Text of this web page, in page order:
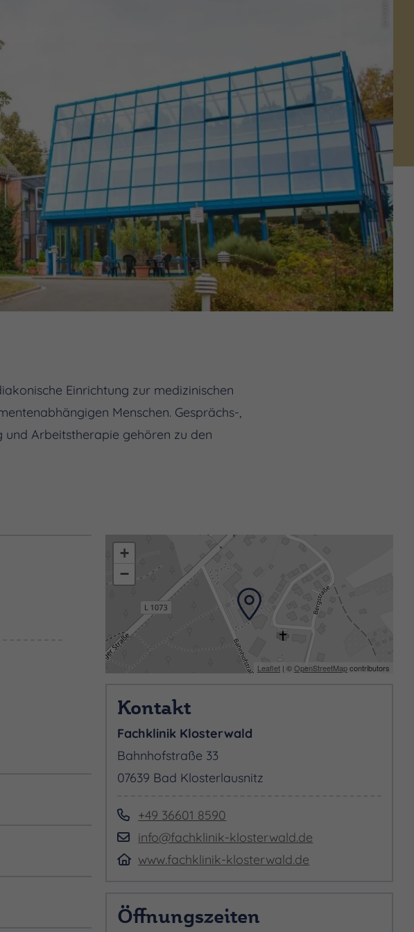
Einrichtung zur medizinischen
Menschen. Gesprächs-,
und Arbeitstherapie gehören zu den
+
−
Leaflet| ©OpenStreetMapcontributors
Kontakt
Fachklinik Klosterwald
Bahnhofstraße 33
07639 Bad Klosterlausnitz
+49 36601 8590
info@fachklinik-klosterwald.de
www.fachklinik-klosterwald.de
Öffnungszeiten